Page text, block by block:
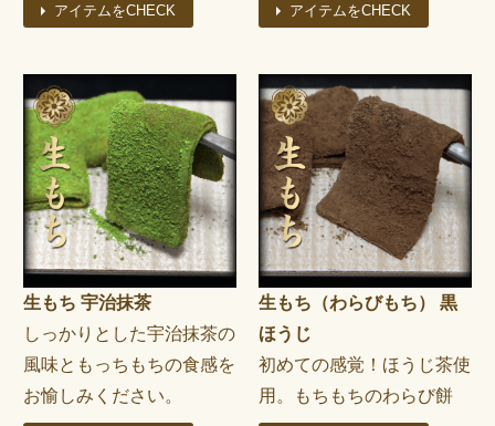
アイテムをCHECK アイテムをCHECK
生もち 宇治抹茶
しっかりとした宇治抹茶の
風味ともっちもちの食感を
お愉しみください。
生もち（わらびもち） 黒
ほうじ
初めての感覚！ほうじ茶使
用。もちもちのわらび餅